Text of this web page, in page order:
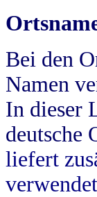
Bei den
Namen
In dieser
deutsche
liefert